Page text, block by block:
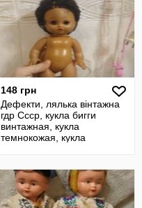
148 грн
Дефекти, лялька вінтажна
гдр Ссср, кукла бигги
винтажная, кукла
темнокожая, кукла